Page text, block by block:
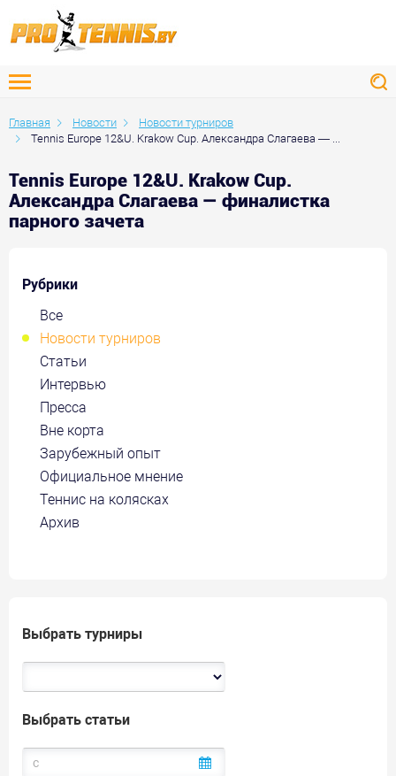
Главная Новости
Новости турниров
Tennis Europe 12&U. Krakow Cup. Александра Слагаева — ...
Tennis Europe 12&U. Krakow Cup.
Александра Слагаева — финалистка
парного зачета
Рубрики
Все
Новости турниров
Статьи
Интервью
Пресса
Вне корта
Зарубежный опыт
Официальное мнение
Теннис на колясках
Архив
Выбрать турниры
Выбрать статьи